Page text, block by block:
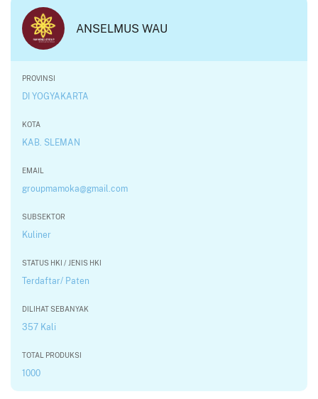
ANSELMUS WAU
PROVINSI
DI YOGYAKARTA
KOTA
KAB. SLEMAN
EMAIL
groupmamoka@gmail.com
SUBSEKTOR
Kuliner
STATUS HKI / JENIS HKI
Terdaftar/ Paten
DILIHAT SEBANYAK
357 Kali
TOTAL PRODUKSI
1000